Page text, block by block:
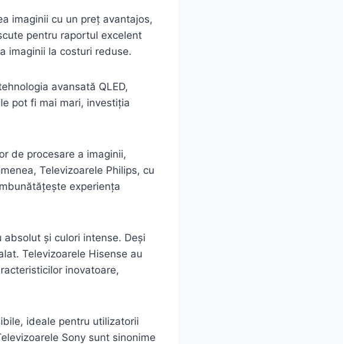
imaginii cu un preț avantajos,
pentru raportul excelent
imaginii la costuri reduse.
avansată QLED,
pot fi mai mari, investiția
de procesare a imaginii,
Televizoarele Philips, cu
experiența
absolut și culori intense. Deși
Televizoarele Hisense au
inovatoare,
ideale pentru utilizatorii
Sony sunt sinonime